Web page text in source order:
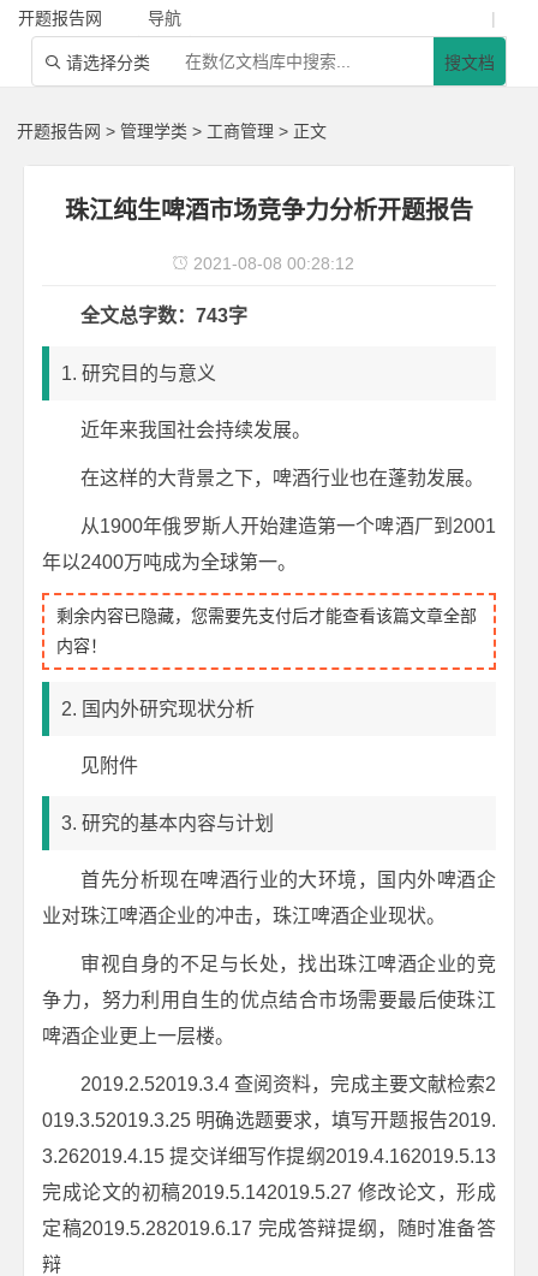
开题报告网 导航 |
 请选择分类 搜文档
开题报告网 >管理学类 > 工商管理 > 正文
珠江纯生啤酒市场竞争力分析开题报告
 2021-08-08 00:28:12
全文总字数：743字
1. 研究目的与意义
近年来我国社会持续发展。
在这样的大背景之下，啤酒行业也在蓬勃发展。
从1900年俄罗斯人开始建造第一个啤酒厂到2001
年以2400万吨成为全球第一。
剩余内容已隐藏，您需要先支付后才能查看该篇文章全部
内容！
2. 国内外研究现状分析
见附件
3. 研究的基本内容与计划
首先分析现在啤酒行业的大环境，国内外啤酒企
业对珠江啤酒企业的冲击，珠江啤酒企业现状。
审视自身的不足与长处，找出珠江啤酒企业的竞
争力，努力利用自生的优点结合市场需要最后使珠江
啤酒企业更上一层楼。
2019.2.52019.3.4 查阅资料，完成主要文献检索2
019.3.52019.3.25 明确选题要求，填写开题报告2019.
3.262019.4.15 提交详细写作提纲2019.4.162019.5.13
完成论文的初稿2019.5.142019.5.27 修改论文，形成
定稿2019.5.282019.6.17 完成答辩提纲，随时准备答
辩